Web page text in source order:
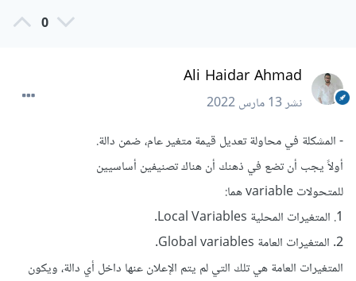
0
Ali Haidar Ahmad
نشر13 مارس 2022
- المشكلة في محاولة تعديل قيمة متغير عام، ضمن دالة.
أولاً يجب أن تضع في ذهنك أن هناك تصنيفين أساسيين
للمتحولات variable هما:
1. المتغيرات المحلية Local Variables.
2. المتغيرات العامة Global variables.
المتغيرات العامة هي تلك التي لم يتم الإعلان عنها داخل أي دالة، ويكون